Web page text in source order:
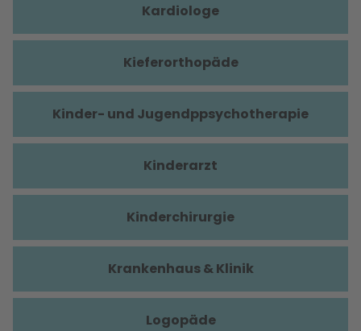
Kardiologe
Kieferorthopäde
Kinder- und Jugendppsychotherapie
Kinderarzt
Kinderchirurgie
Krankenhaus & Klinik
Logopäde